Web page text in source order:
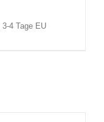
4 Tage EU